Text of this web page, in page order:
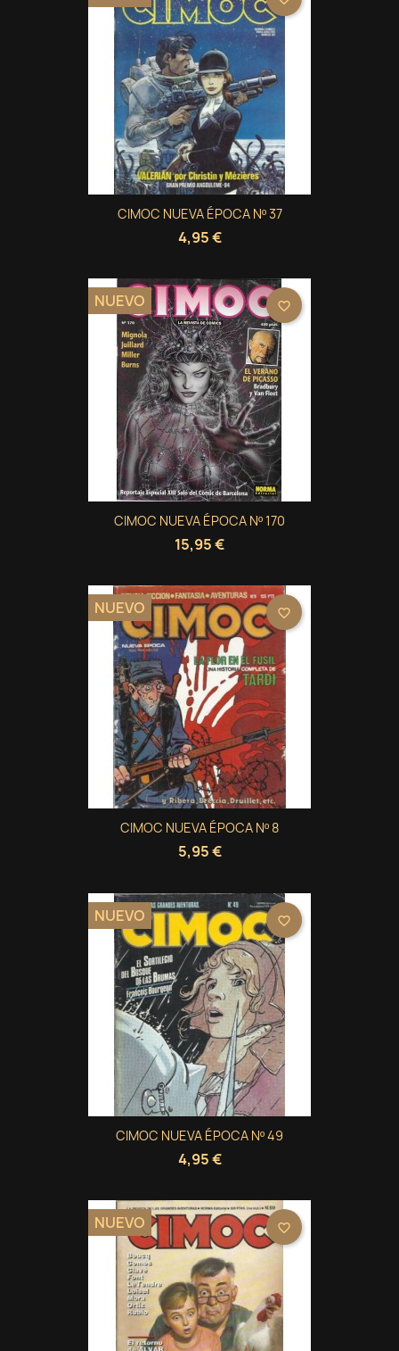
CIMOC NUEVA ÉPOCA Nº 37
4,95 €
CIMOC NUEVA ÉPOCA Nº 170
15,95 €
NUEVO favorite_border
CIMOC NUEVA ÉPOCA Nº 8
5,95 €
NUEVO favorite_border
CIMOC NUEVA ÉPOCA Nº 49
4,95 €
NUEVO favorite_border
NUEVO favorite_border